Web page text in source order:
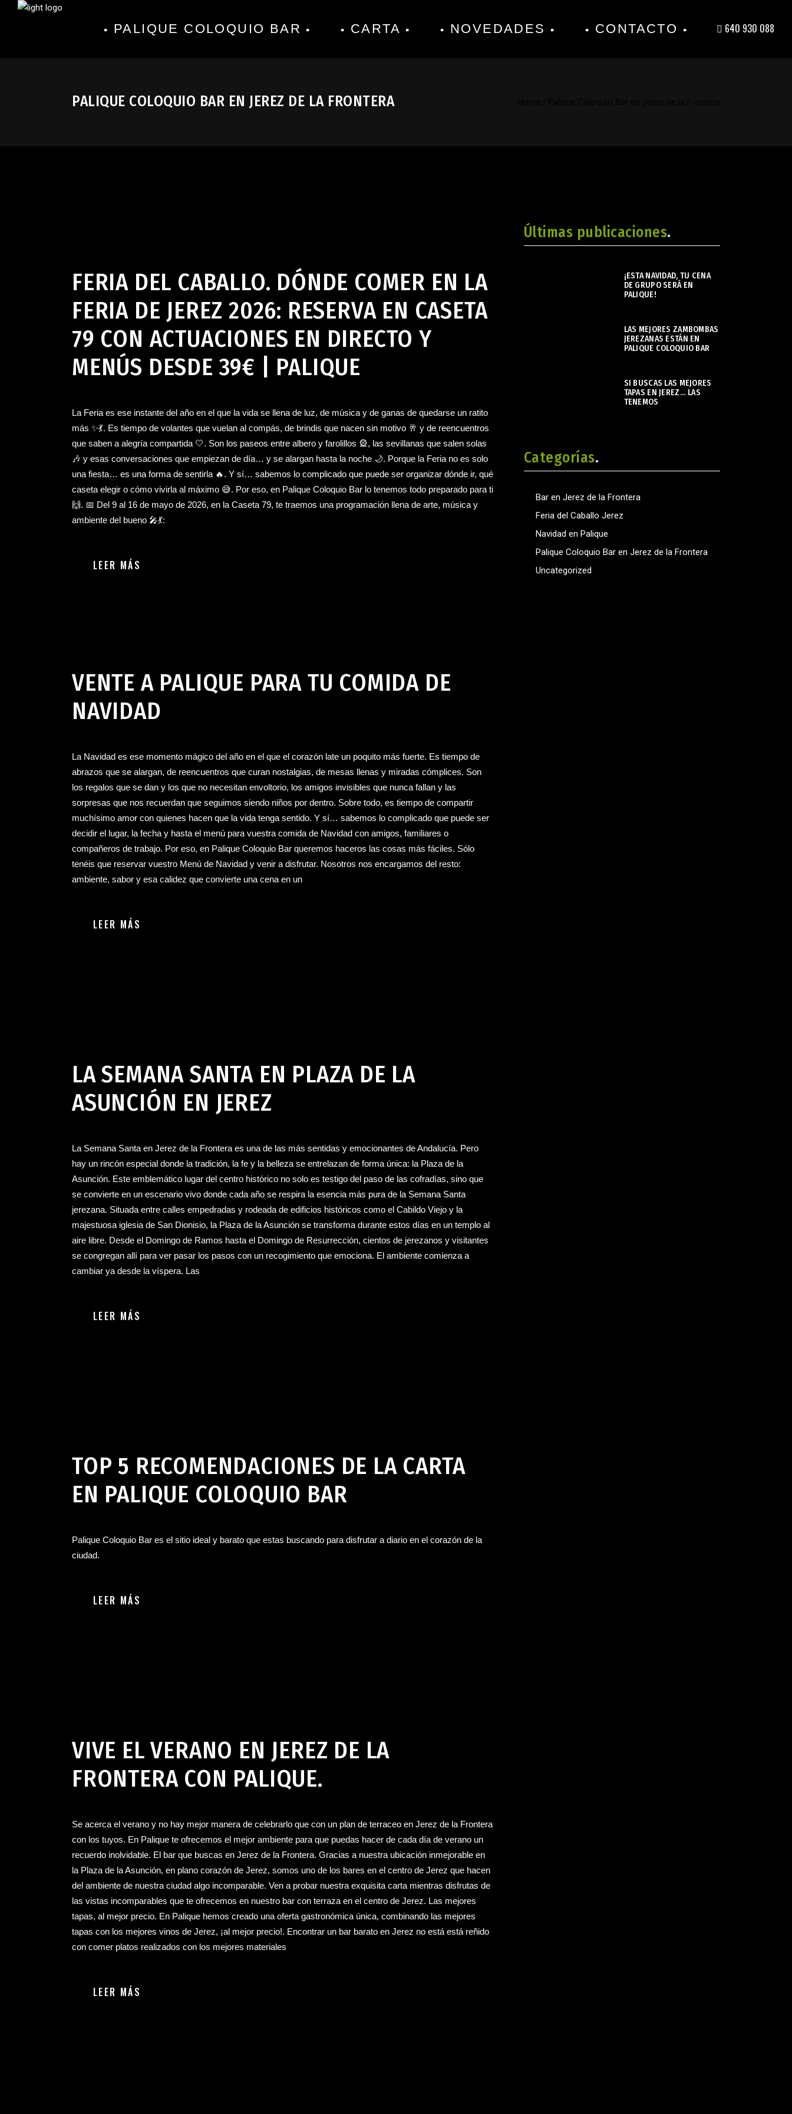
PALIQUE COLOQUIO BAR CARTA NOVEDADES CONTACTO 640 930 088
PALIQUE COLOQUIO BAR EN JEREZ DE LA FRONTERA
FERIA DEL CABALLO. DÓNDE COMER EN LA
FERIA DE JEREZ 2026: RESERVA EN CASETA
79 CON ACTUACIONES EN DIRECTO Y
MENÚS DESDE 39€ | PALIQUE
La Feria es ese instante del año en el que la vida se llena de luz, de música y de ganas de quedarse un ratito
más ✨💃. Es tiempo de volantes que vuelan al compás, de brindis que nacen sin motivo 🥂 y de reencuentros
que saben a alegría compartida 🤍. Son los paseos entre albero y farolillos 🎡, las sevillanas que salen solas
🎶 y esas conversaciones que empiezan de día… y se alargan hasta la noche 🌙. Porque la Feria no es solo
una fiesta… es una forma de sentirla 🔥. Y sí… sabemos lo complicado que puede ser organizar dónde ir, qué
caseta elegir o cómo vivirla al máximo 😅. Por eso, en Palique Coloquio Bar lo tenemos todo preparado para ti
🙌. 📅 Del 9 al 16 de mayo de 2026, en la Caseta 79, te traemos una programación llena de arte, música y
ambiente del bueno 🎤💃:
LEER MÁS
VENTE A PALIQUE PARA TU COMIDA DE
NAVIDAD
La Navidad es ese momento mágico del año en el que el corazón late un poquito más fuerte. Es tiempo de
abrazos que se alargan, de reencuentros que curan nostalgias, de mesas llenas y miradas cómplices. Son
los regalos que se dan y los que no necesitan envoltorio, los amigos invisibles que nunca fallan y las
sorpresas que nos recuerdan que seguimos siendo niños por dentro. Sobre todo, es tiempo de compartir
muchísimo amor con quienes hacen que la vida tenga sentido. Y sí… sabemos lo complicado que puede ser
decidir el lugar, la fecha y hasta el menú para vuestra comida de Navidad con amigos, familiares o
compañeros de trabajo. Por eso, en Palique Coloquio Bar queremos haceros las cosas más fáciles. Sólo
tenéis que reservar vuestro Menú de Navidad y venir a disfrutar. Nosotros nos encargamos del resto:
ambiente, sabor y esa calidez que convierte una cena en un
LEER MÁS
LA SEMANA SANTA EN PLAZA DE LA
ASUNCIÓN EN JEREZ
La Semana Santa en Jerez de la Frontera es una de las más sentidas y emocionantes de Andalucía. Pero
hay un rincón especial donde la tradición, la fe y la belleza se entrelazan de forma única: la Plaza de la
Asunción. Este emblemático lugar del centro histórico no solo es testigo del paso de las cofradías, sino que
se convierte en un escenario vivo donde cada año se respira la esencia más pura de la Semana Santa
jerezana. Situada entre calles empedradas y rodeada de edificios históricos como el Cabildo Viejo y la
majestuosa iglesia de San Dionisio, la Plaza de la Asunción se transforma durante estos días en un templo al
aire libre. Desde el Domingo de Ramos hasta el Domingo de Resurrección, cientos de jerezanos y visitantes
se congregan allí para ver pasar los pasos con un recogimiento que emociona. El ambiente comienza a
cambiar ya desde la víspera. Las
LEER MÁS
TOP 5 RECOMENDACIONES DE LA CARTA
EN PALIQUE COLOQUIO BAR
Palique Coloquio Bar es el sitio ideal y barato que estas buscando para disfrutar a diario en el corazón de la
ciudad.
LEER MÁS
VIVE EL VERANO EN JEREZ DE LA
FRONTERA CON PALIQUE.
Se acerca el verano y no hay mejor manera de celebrarlo que con un plan de terraceo en Jerez de la Frontera
con los tuyos. En Palique te ofrecemos el mejor ambiente para que puedas hacer de cada día de verano un
recuerdo inolvidable. El bar que buscas en Jerez de la Frontera. Gracias a nuestra ubicación inmejorable en
la Plaza de la Asunción, en plano corazón de Jerez, somos uno de los bares en el centro de Jerez que hacen
del ambiente de nuestra ciudad algo incomparable. Ven a probar nuestra exquisita carta mientras disfrutas de
las vistas incomparables que te ofrecemos en nuestro bar con terraza en el centro de Jerez. Las mejores
tapas, al mejor precio. En Palique hemos creado una oferta gastronómica única, combinando las mejores
tapas con los mejores vinos de Jerez, ¡al mejor precio!. Encontrar un bar barato en Jerez no está está reñido
con comer platos realizados con los mejores materiales
LEER MÁS
Últimas publicaciones
¡ESTA NAVIDAD, TU CENA
DE GRUPO SERÁ EN
PALIQUE!
LAS MEJORES ZAMBOMBAS
JEREZANAS ESTÁN EN
PALIQUE COLOQUIO BAR
SI BUSCAS LAS MEJORES
TAPAS EN JEREZ… LAS
TENEMOS
Categorías
Bar en Jerez de la Frontera
Feria del Caballo Jerez
Navidad en Palique
Palique Coloquio Bar en Jerez de la Frontera
Uncategorized